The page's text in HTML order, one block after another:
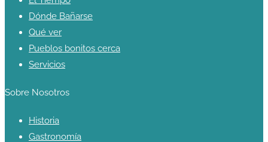
Dónde Bañarse
Qué ver
Pueblos bonitos cerca
Servicios
Sobre Nosotros
Historia
Gastronomía